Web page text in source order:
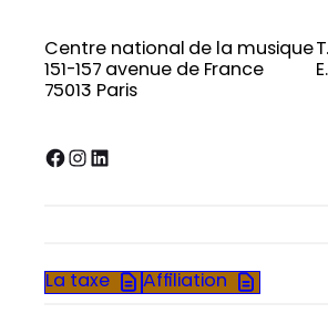
Centre national de la musique
151-157 avenue de France
75013 Paris
Facebook InstagramLinkedIn
La taxe Affiliation